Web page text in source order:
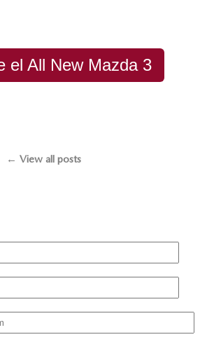
el All New Mazda 3
← View all posts